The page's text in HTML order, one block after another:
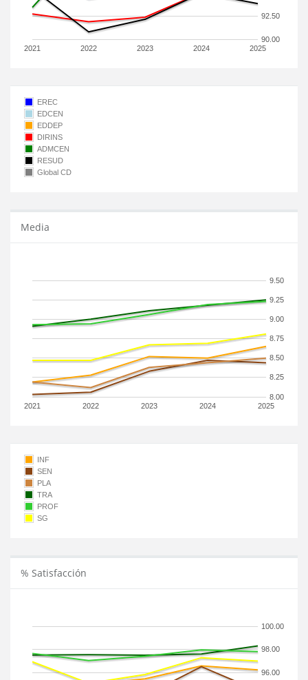
2021 2022 2023 2024 2025
90.00
92.50
EREC
EDCEN
EDDEP
DIRINS
ADMCEN
RESUD
Global CD
Media
2021 2022 2023 2024 2025
8.00
8.25
8.50
8.75
9.00
9.25
9.50
INF
SEN
PLA
TRA
PROF
SG
% Satisfacción
96.00
98.00
100.00